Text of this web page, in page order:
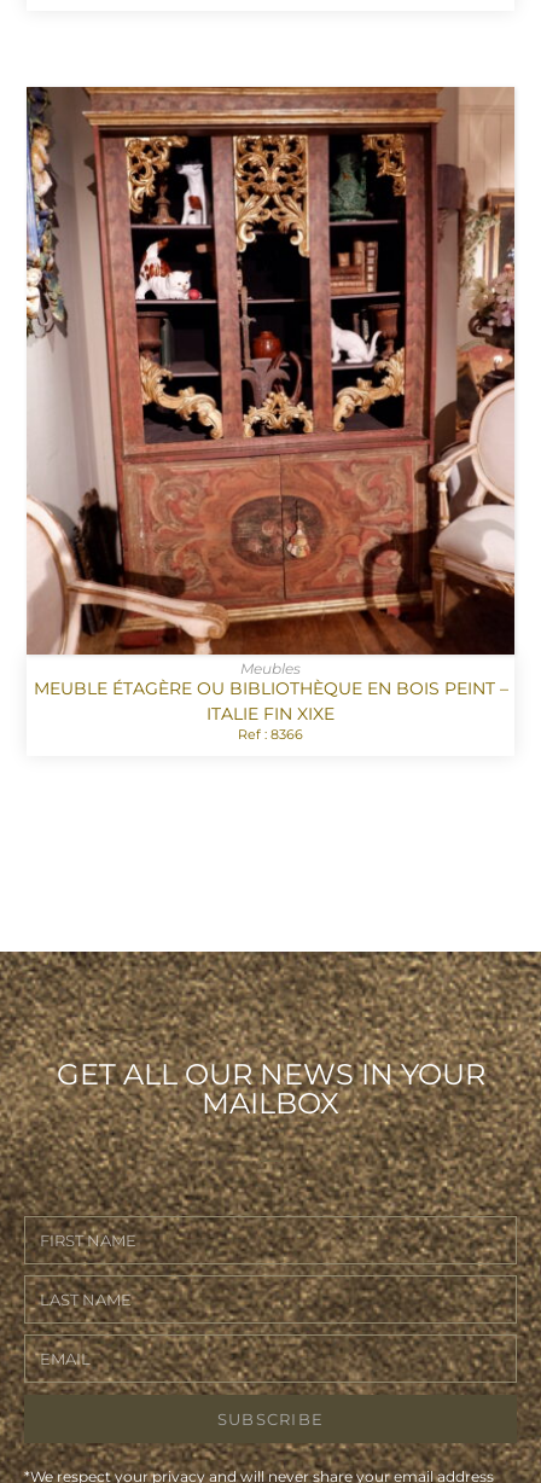
Meubles
MEUBLE ÉTAGÈRE OU BIBLIOTHÈQUE EN BOIS PEINT –
ITALIE FIN XIXE
Ref : 8366
GET ALL OUR NEWS IN YOUR
MAILBOX
SUBSCRIBE
*We respect your privacy and will never share your email address